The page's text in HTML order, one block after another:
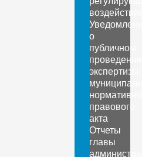
о
публичном
проведении
экспертизы
правового
акта
Отчеты
главы